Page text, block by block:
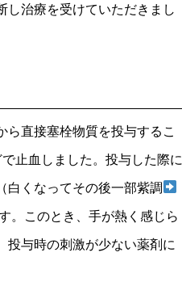
し治療を受けていただきまし
直接塞栓物質を投与するこ
止血しました。投与した際に
白くなってその後一部紫調
。このとき、手が熱く感じら
投与時の刺激が少ない薬剤に